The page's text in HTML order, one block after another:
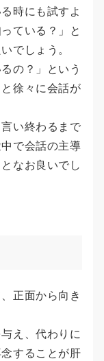
時にも試すよ
ている？」と
でしょう。
の？」という
徐々に会話が
い終わるまで
で会話の主導
なお良いでし
正面から向き
え、代わりに
することが肝